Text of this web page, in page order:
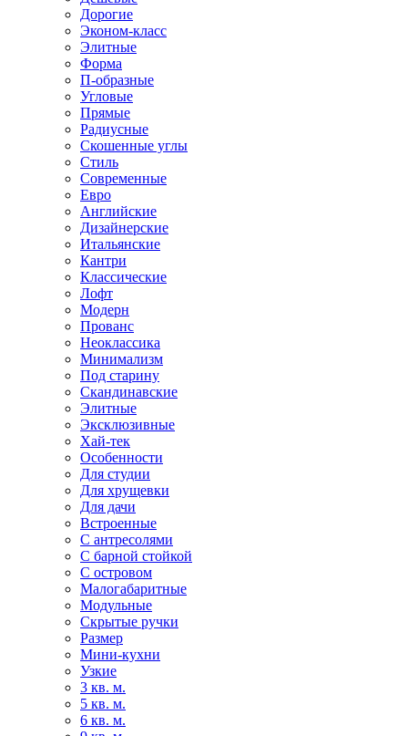
Дорогие
Эконом-класс
Элитные
Форма
П-образные
Угловые
Прямые
Радиусные
Скошенные углы
Стиль
Современные
Евро
Английские
Дизайнерские
Итальянские
Кантри
Классические
Лофт
Модерн
Прованс
Неоклассика
Минимализм
Под старину
Скандинавские
Элитные
Эксклюзивные
Хай-тек
Особенности
Для студии
Для хрущевки
Для дачи
Встроенные
С антресолями
С барной стойкой
С островом
Малогабаритные
Модульные
Скрытые ручки
Размер
Мини-кухни
Узкие
3 кв. м.
5 кв. м.
6 кв. м.